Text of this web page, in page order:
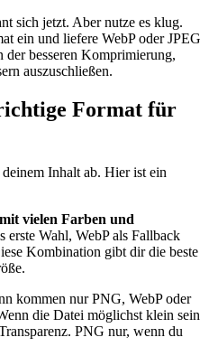
sich jetzt. Aber nutze es klug.
ein und liefere WebP oder JPEG
besseren Komprimierung,
auszuschließen.
Format für
Inhalt ab. Hier ist ein
vielen Farben und
erste Wahl, WebP als Fallback
Kombination gibt dir die beste
kommen nur PNG, WebP oder
die Datei möglichst klein sein
PNG nur, wenn du